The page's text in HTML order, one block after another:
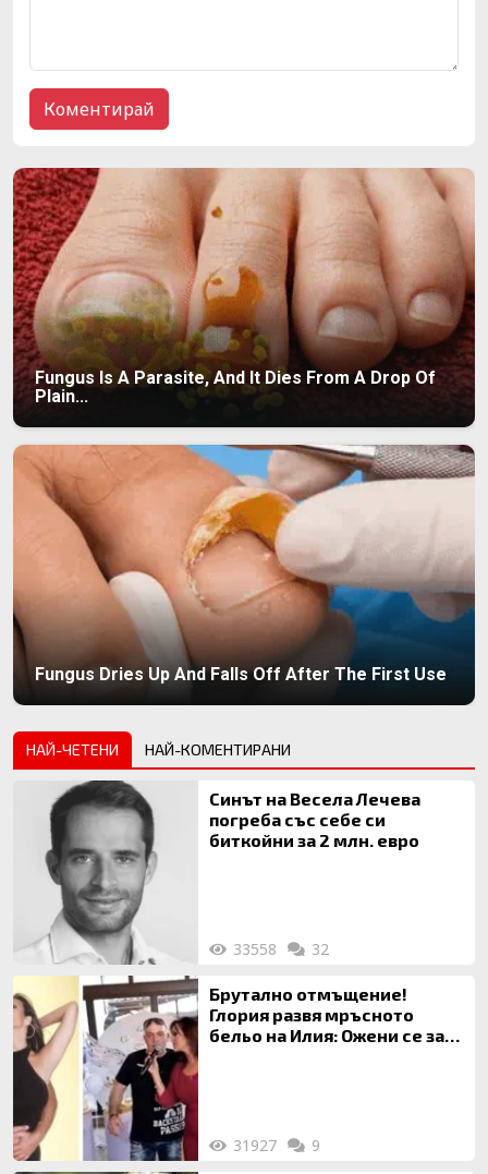
Fungus Is A Parasite, And It Dies From A Drop Of
Plain...
Fungus Dries Up And Falls Off After The First Use
НАЙ-ЧЕТЕНИ НАЙ-КОМЕНТИРАНИ
Синът на Весела Лечева
погреба със себе си
биткойни за 2 млн. евро
33558 32
Брутално отмъщение!
Глория развя мръсното
бельо на Илия: Ожени се за
31927 9